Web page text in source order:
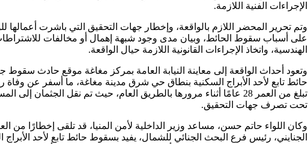
الإجراءات الفنية اللازمة.
وتم تحرير المحضر اللازم بالواقعة، وإخطار جهات التحقيق التي باشرت أعمالها
على أسباب سقوط الحائط، وبيان مدى وجود شبهة إهمال أو مخالفات
الهندسية، واتخاذ الإجراءات القانونية اللازمة حيال الواقعة.
وتعود أحداث الواقعة إلى معاينة النيابة العامة بمركز مغاغة موقع حادث
حائط تابع لأحد الأبراج السكنية بنطاق حي شرق مدينة مغاغة، ما أسفر عن وفاة
تبلغ من العمر 28 عامًا أثناء مرورها بالطريق العام، حيث تم نقل الجثمان إلى
تحت تصرف جهات التحقيق.
وكان اللواء حاتم حسن، مساعد وزير الداخلية لأمن المنيا، قد تلقى إخطارًا من
الجنايني، رئيس فرع البحث الجنائي للشمال، يفيد بسقوط حائط تابع لأحد الأبراج